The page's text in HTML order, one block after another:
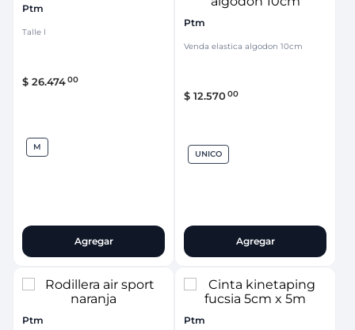
Ptm
Talle l
$ 26.47400
M
Agregar
Ptm
Venda elastica algodon 10cm
$ 12.57000
UNICO
Agregar
Ptm Ptm